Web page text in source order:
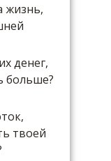
жизнь,
денег,
больше?
твоей